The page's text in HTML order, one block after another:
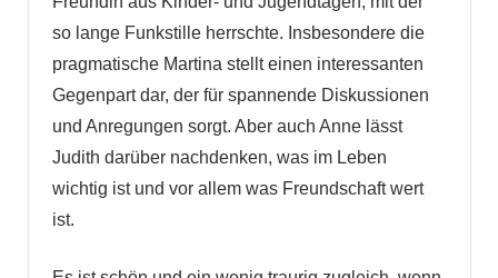
so lange Funkstille herrschte. Insbesondere die
pragmatische Martina stellt einen interessanten
Gegenpart dar, der für spannende Diskussionen
und Anregungen sorgt. Aber auch Anne lässt
Judith darüber nachdenken, was im Leben
wichtig ist und vor allem was Freundschaft wert
ist.